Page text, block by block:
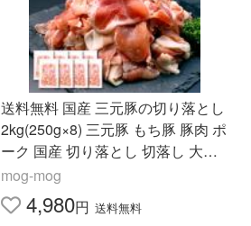
送料無料 国産 三元豚の切り落とし
2kg(250g×8) 三元豚 もち豚 豚肉 ポ
ーク 国産 切り落とし 切落し 大容
量 小分け しゃぶしゃぶ 小間切れ
こま切れ 爆買
mog-mog
4,980円 送料無料